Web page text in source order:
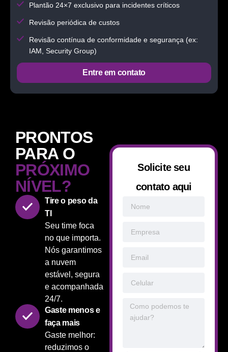
Plantão 24×7 exclusivo para incidentes críticos
Revisão periódica de custos
Revisão contínua de conformidade e segurança (ex:
IAM, Security Group)
Entre em contato
PRONTOS
PARA O
PRÓXIMO
NÍVEL?
Tire o peso da
TI
Seu time foca
no que importa.
Nós garantimos
a nuvem
estável, segura
e acompanhada
24/7.
Gaste menos e
faça mais
Gaste melhor:
reduzimos o
Solicite seu
contato aqui